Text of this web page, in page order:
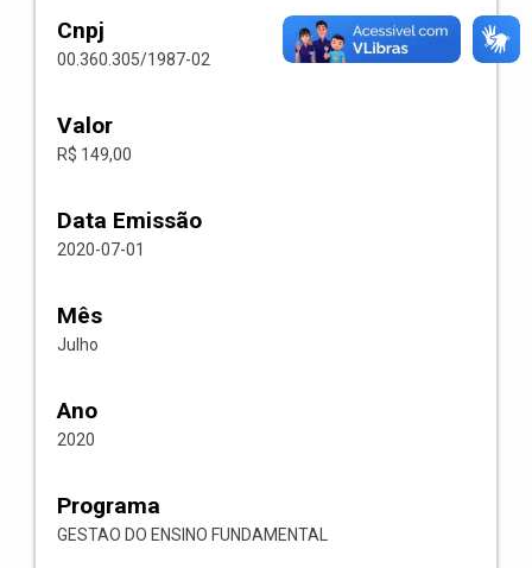
Cnpj
00.360.305/1987-02
Valor
R$ 149,00
Data Emissão
2020-07-01
Mês
Julho
Ano
2020
Programa
GESTAO DO ENSINO FUNDAMENTAL